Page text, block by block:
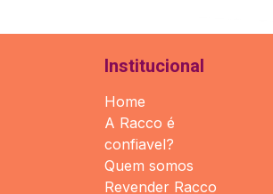
Institucional
Home
A Racco é
confiavel?
Quem somos
Revender Racco